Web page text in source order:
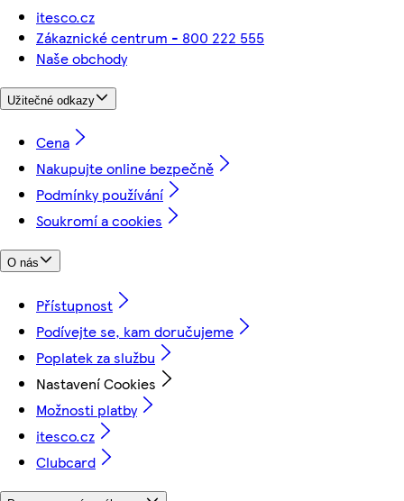
itesco.cz
Zákaznické centrum - 800 222 555
Naše obchody
Užitečné odkazy
Cena
Nakupujte online bezpečně
Podmínky používání
Soukromí a cookies
O nás
Přístupnost
Podívejte se, kam doručujeme
Poplatek za službu
Nastavení Cookies
Možnosti platby
itesco.cz
Clubcard